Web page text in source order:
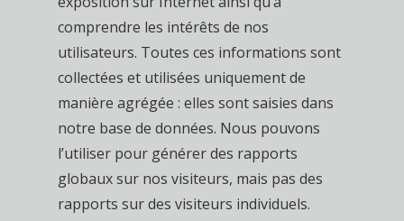
comprendre les intérêts de nos
utilisateurs. Toutes ces informations sont
collectées et utilisées uniquement de
manière agrégée : elles sont saisies dans
notre base de données. Nous pouvons
l’utiliser pour générer des rapports
globaux sur nos visiteurs, mais pas des
rapports sur des visiteurs individuels.